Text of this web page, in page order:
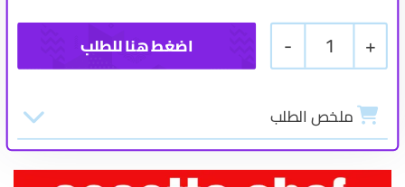
+
1
-
ملخص الطلب